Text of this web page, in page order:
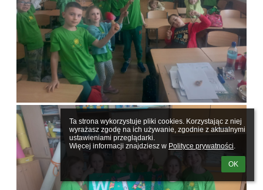
Ta strona wykorzystuje pliki cookies. Korzystając z niej
wyrażasz zgodę na ich używanie, zgodnie z aktualnymi
ustawieniami przeglądarki.
Więcej informacji znajdziesz w Polityce prywatności.
OK